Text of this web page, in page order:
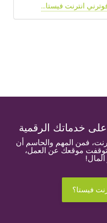
انترنت فيستا...
خدماتك الرقمية
فمن المهم والحاسم أن
توقفت موقعك عن العمل،
فيستا؟